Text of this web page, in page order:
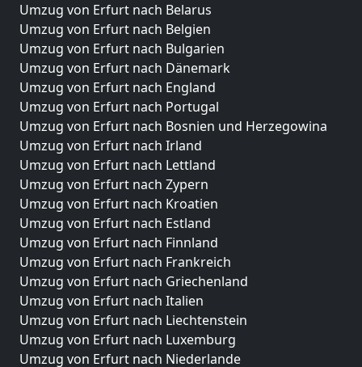
Umzug von Erfurt nach Belarus
Umzug von Erfurt nach Belgien
Umzug von Erfurt nach Bulgarien
Umzug von Erfurt nach Dänemark
Umzug von Erfurt nach England
Umzug von Erfurt nach Portugal
Umzug von Erfurt nach Bosnien und Herzegowina
Umzug von Erfurt nach Irland
Umzug von Erfurt nach Lettland
Umzug von Erfurt nach Zypern
Umzug von Erfurt nach Kroatien
Umzug von Erfurt nach Estland
Umzug von Erfurt nach Finnland
Umzug von Erfurt nach Frankreich
Umzug von Erfurt nach Griechenland
Umzug von Erfurt nach Italien
Umzug von Erfurt nach Liechtenstein
Umzug von Erfurt nach Luxemburg
Umzug von Erfurt nach Niederlande